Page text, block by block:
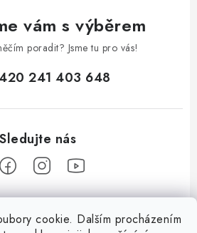
cookie. Dalším procházením
vám s výběrem
poradit? Jsme tu pro vás!
241 403 648